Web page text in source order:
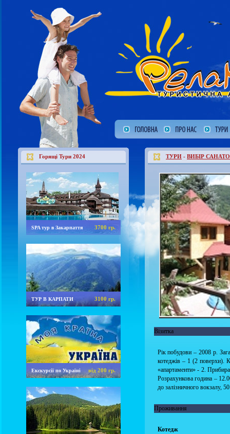
Горящі Тури 2024
SPA тур в Закарпаття 3700 гр.
ТУР В КАРПАТИ 3100 гр.
Екскурсії по Україні від 200 гр.
ТУРИ - ВИБІР
Візитка
Рік побудови – 2008 р.
котеджів – 1 (2 поверхи).
«апартаменти» - 2.
Розрахункова година –
до залізничного вокзалу,
Проживання
Котедж